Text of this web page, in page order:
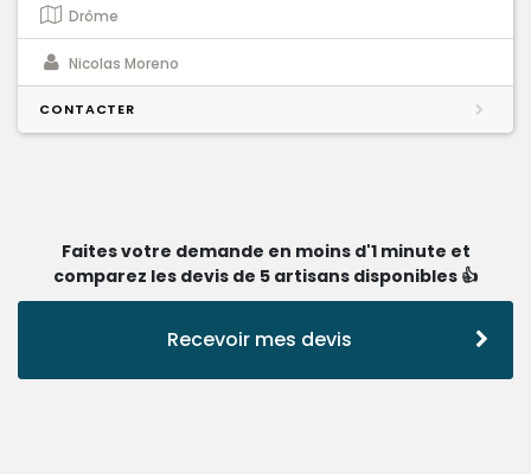
Drôme
Nicolas Moreno
CONTACTER
Faites votre demande en moins d'1 minute et
comparez les devis de 5 artisans disponibles 👍
Recevoir mes devis